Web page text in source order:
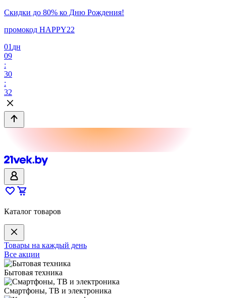
Скидки до 80% ко Дню Рождения!
промокод HAPPY22
01 дн
09
:
30
:
32
Каталог товаров
Товары на каждый день
Все акции
Бытовая техника
Смартфоны, ТВ и электроника